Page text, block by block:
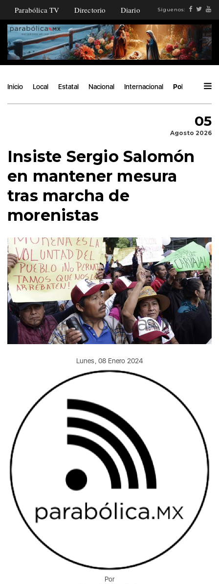
Parabólica TV Directorio Diario Síguenos:
Inicio Local Estatal Nacional Internacional Política
05
Agosto 2026
Insiste Sergio Salomón
en mantener mesura
tras marcha de
morenistas
Lunes, 08 Enero 2024
Por